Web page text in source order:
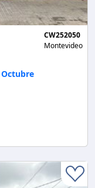
CW252050
Montevideo